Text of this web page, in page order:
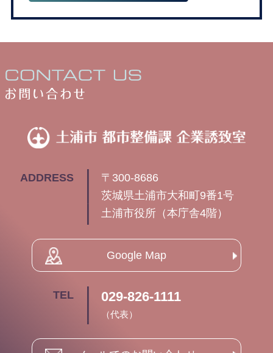
ADDRESS
〒300-8686
茨城県土浦市大和町9番1号
土浦市役所（本庁舎4階）
Google Map
TEL 029-826-1111
（代表）